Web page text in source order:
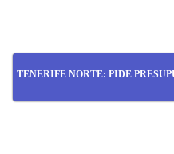
TENERIFE NORTE: PIDE